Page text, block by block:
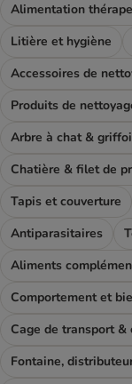
Alimentation
Litière et hygiène
Accessoires de
Arbre à chat &
Chatière & filet de
Tapis et couverture
Antiparasitaires
Aliments
Comportement et
Cage de transport &